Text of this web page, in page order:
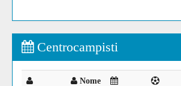
Centrocampisti
Nome